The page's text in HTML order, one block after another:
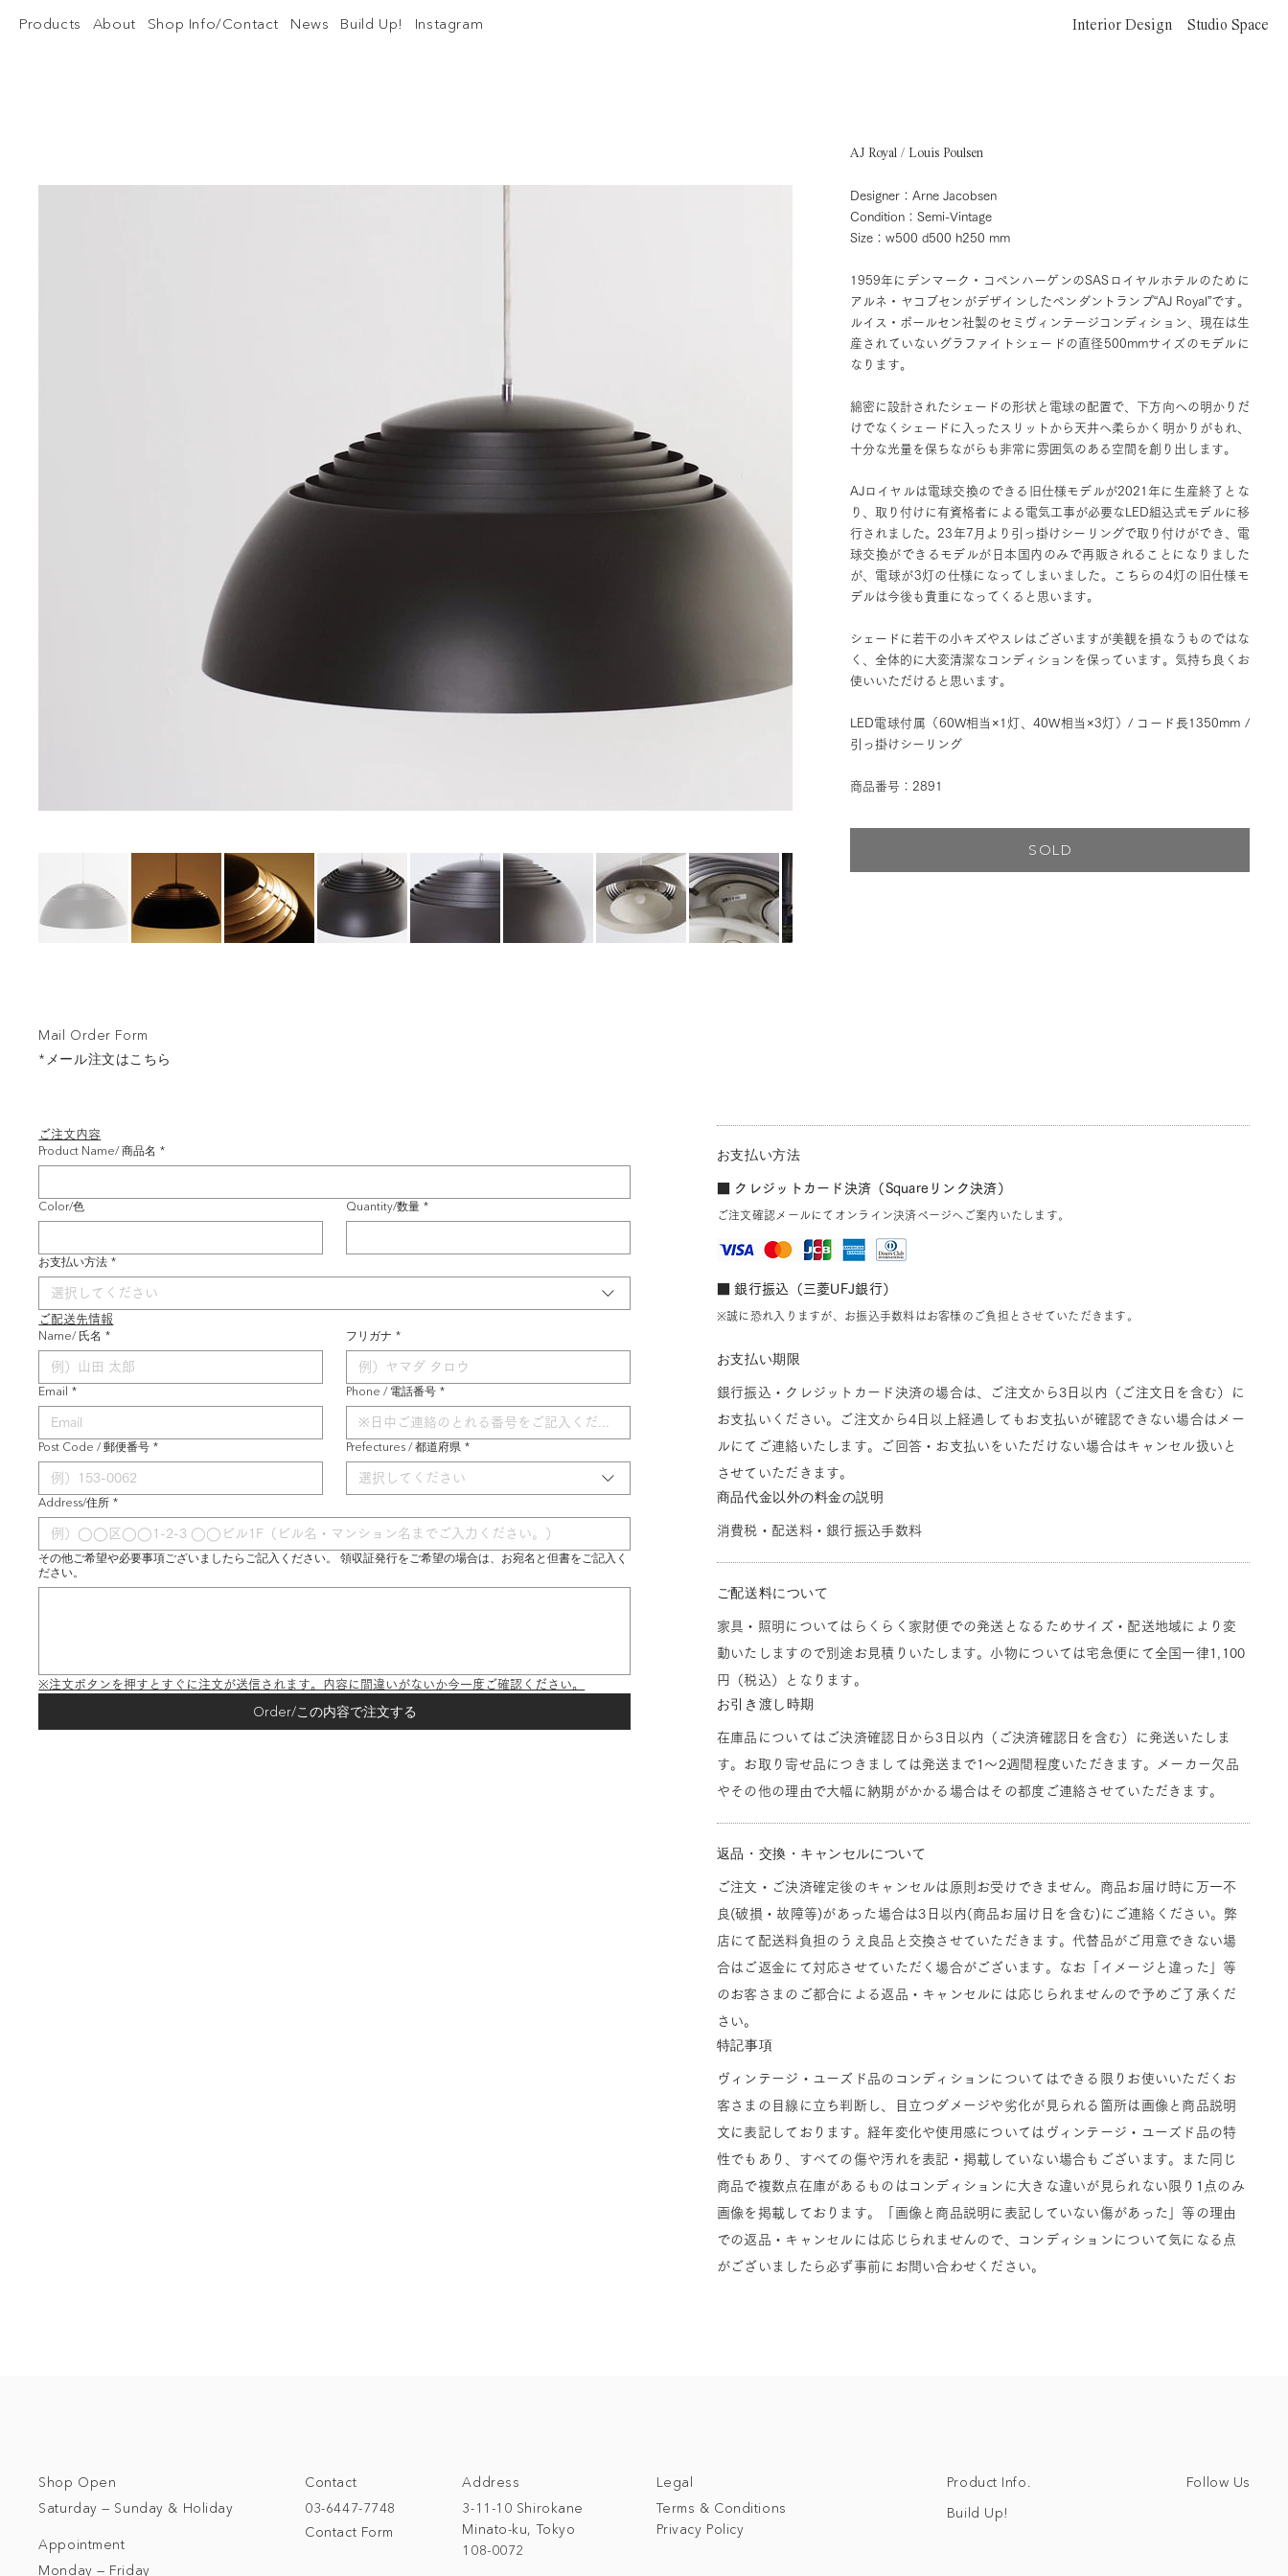
Interior Design Studio Space
Products About Shop Info/Contact News Build Up! Instagram
ご注文内容
Product Name/ 商品名 *
Color/色 Quantity/数量 *
お支払い方法 *
選択してください
ご配送先情報
Name/ 氏名 * フリガナ *
Email * Phone / 電話番号 *
Post Code / 郵便番号 * Prefectures / 都道府県 *
選択してください
Address/住所 *
その他ご希望や必要事項ございましたらご記入ください。 領収証発行をご希望の場合は、お宛名と但書をご記入く
ださい。
※注文ボタンを押すとすぐに注文が送信されます。内容に間違いがないか今一度ご確認ください。
Order/この内容で注文する
お支払い方法
■ クレジットカード決済（Squareリンク決済）
ご注文確認メールにてオンライン決済ページへご案内いたします。
■ 銀行振込（三菱UFJ銀行）
※誠に恐れ入りますが、お振込手数料はお客様のご負担とさせていただきます。
お支払い期限
銀行振込・クレジットカード決済の場合は、ご注文から3日以内（ご注文日を含む）に
お支払いください。ご注文から4日以上経過してもお支払いが確認できない場合はメー
ルにてご連絡いたします。ご回答・お支払いをいただけない場合はキャンセル扱いと
させていただきます。
商品代金以外の料金の説明
消費税・配送料・銀行振込手数料
ご配送料について
家具・照明についてはらくらく家財便での発送となるためサイズ・配送地域により変
動いたしますので別途お見積りいたします。小物については宅急便にて全国一律1,100
円（税込）となります。
お引き渡し時期
在庫品についてはご決済確認日から3日以内（ご決済確認日を含む）に発送いたしま
す。お取り寄せ品につきましては発送まで1～2週間程度いただきます。メーカー欠品
やその他の理由で大幅に納期がかかる場合はその都度ご連絡させていただきます。
返品・交換・キャンセルについて
ご注文・ご決済確定後のキャンセルは原則お受けできません。商品お届け時に万一不
良(破損・故障等)があった場合は3日以内(商品お届け日を含む)にご連絡ください。弊
店にて配送料負担のうえ良品と交換させていただきます。代替品がご用意できない場
合はご返金にて対応させていただく場合がございます。なお「イメージと違った」等
のお客さまのご都合による返品・キャンセルには応じられませんので予めご了承くだ
さい。
特記事項
ヴィンテージ・ユーズド品のコンディションについてはできる限りお使いいただくお
客さまの目線に立ち判断し、目立つダメージや劣化が見られる箇所は画像と商品説明
文に表記しております。経年変化や使用感についてはヴィンテージ・ユーズド品の特
性でもあり、すべての傷や汚れを表記・掲載していない場合もございます。また同じ
商品で複数点在庫があるものはコンディションに大きな違いが見られない限り1点のみ
画像を掲載しております。「画像と商品説明に表記していない傷があった」等の理由
での返品・キャンセルには応じられませんので、コンディションについて気になる点
がございましたら必ず事前にお問い合わせください。
Mail Order Form
*メール注文はこちら
AJ Royal / Louis Poulsen
Designer：Arne Jacobsen
Condition：Semi-Vintage
Size：w500 d500 h250 mm
1959年にデンマーク・コペンハーゲンのSASロイヤルホテルのために
アルネ・ヤコブセンがデザインしたペンダントランプ“AJ Royal”です。
ルイス・ポールセン社製のセミヴィンテージコンディション、現在は生
産されていないグラファイトシェードの直径500mmサイズのモデルに
なります。
綿密に設計されたシェードの形状と電球の配置で、下方向への明かりだ
けでなくシェードに入ったスリットから天井へ柔らかく明かりがもれ、
十分な光量を保ちながらも非常に雰囲気のある空間を創り出します。
AJロイヤルは電球交換のできる旧仕様モデルが2021年に生産終了とな
り、取り付けに有資格者による電気工事が必要なLED組込式モデルに移
行されました。23年7月より引っ掛けシーリングで取り付けができ、電
球交換ができるモデルが日本国内のみで再販されることになりました
が、電球が3灯の仕様になってしまいました。こちらの4灯の旧仕様モ
デルは今後も貴重になってくると思います。
シェードに若干の小キズやスレはございますが美観を損なうものではな
く、全体的に大変清潔なコンディションを保っています。気持ち良くお
使いいただけると思います。
LED電球付属（60W相当×1灯、40W相当×3灯）/ コード長1350mm /
引っ掛けシーリング
商品番号：2891
SOLD
Address
3-11-10 Shirokane
Minato-ku, Tokyo
108-0072
Contact
03-6447-7748
Contact Form
Shop Open
Saturday — Sunday & Holiday
Appointment
Monday — Friday
Legal
Terms & Conditions
Privacy Policy
Product Info.
Build Up!
Follow Us